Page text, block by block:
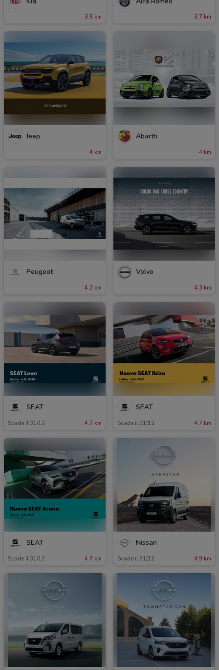
3.5 km 3.7 km
Jeep
4 km
Abarth
4 km
Peugeot
4.2 km
Volvo
4.3 km
SEAT
Scade il 31/12 4.7 km
SEAT
Scade il 31/12 4.7 km
SEAT
Scade il 31/12 4.7 km
Nissan
Scade il 31/12 4.9 km